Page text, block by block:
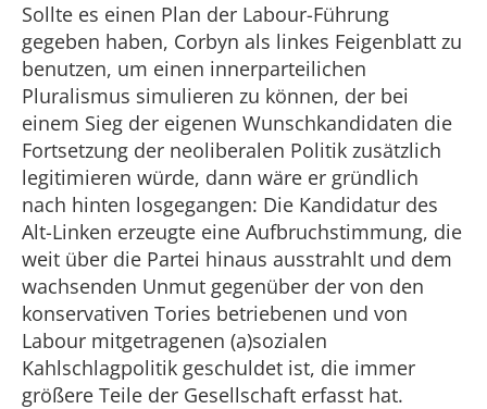
Sollte es einen Plan der Labour-Führung
gegeben haben, Corbyn als linkes Feigenblatt zu
benutzen, um einen innerparteilichen
Pluralismus simulieren zu können, der bei
einem Sieg der eigenen Wunschkandidaten die
Fortsetzung der neoliberalen Politik zusätzlich
legitimieren würde, dann wäre er gründlich
nach hinten losgegangen: Die Kandidatur des
Alt-Linken erzeugte eine Aufbruchstimmung, die
weit über die Partei hinaus ausstrahlt und dem
wachsenden Unmut gegenüber der von den
konservativen Tories betriebenen und von
Labour mitgetragenen (a)sozialen
Kahlschlagpolitik geschuldet ist, die immer
größere Teile der Gesellschaft erfasst hat.